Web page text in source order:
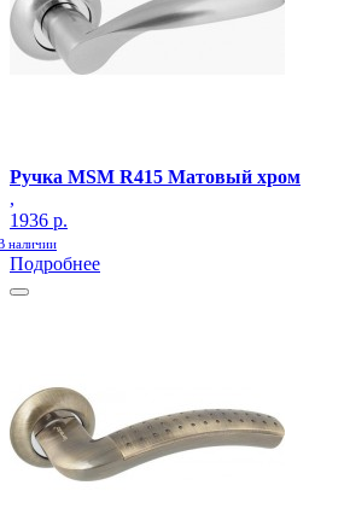
Ручка MSM R415 Матовый хром
,
1936 р.
наличии
Подробнее